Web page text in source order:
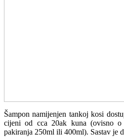
Šampon namijenjen tankoj kosi
cijeni od cca 20ak kuna (ovisno
pakiranja 250ml ili 400ml). Sastav je